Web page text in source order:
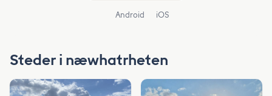
Android iOS
Steder i næwhatrheten